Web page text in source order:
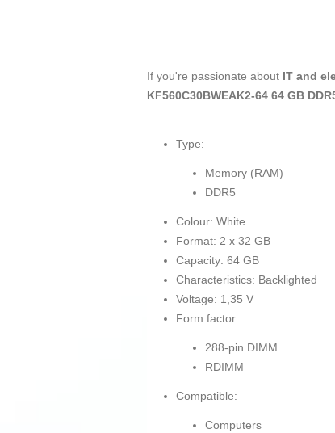
If you're passionate about IT and
KF560C30BWEAK2-64 64 GB
Type:
Memory (RAM)
DDR5
Colour: White
Format: 2 x 32 GB
Capacity: 64 GB
Characteristics: Backlighted
Voltage: 1,35 V
Form factor:
288-pin DIMM
RDIMM
Compatible:
Computers